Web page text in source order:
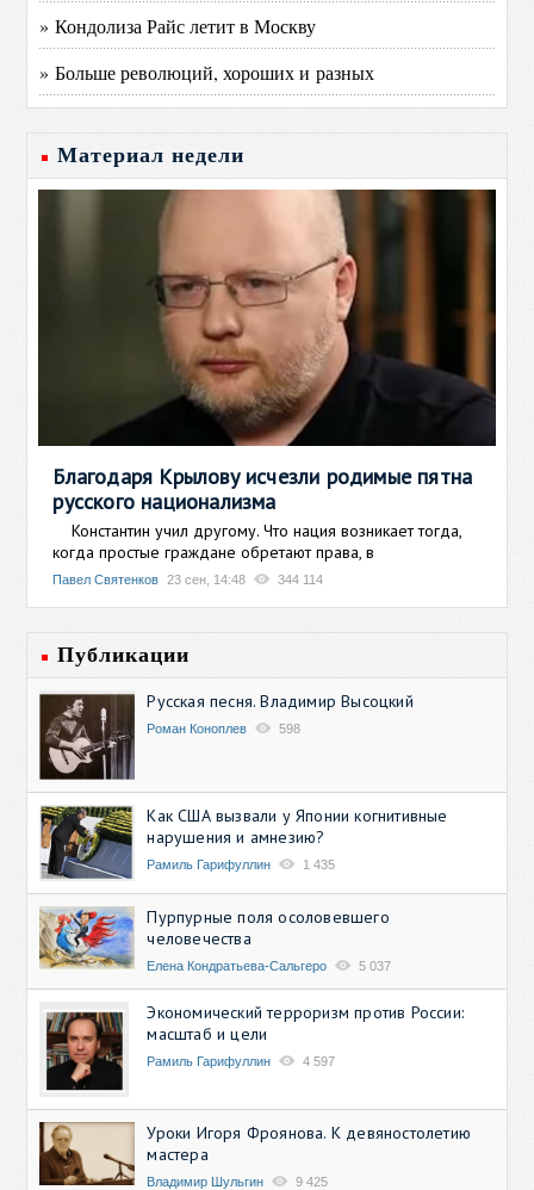
» Кондолиза Райс летит в Москву
» Больше революций, хороших и разных
Материал недели
Благодаря Крылову исчезли родимые пятна
русского национализма
Константин учил другому. Что нация возникает тогда,
когда простые граждане обретают права, в
Павел Святенков 23 сен, 14:48 344 114
Публикации
Русская песня. Владимир Высоцкий
Роман Коноплев 598
Как США вызвали у Японии когнитивные
нарушения и амнезию?
Рамиль Гарифуллин 1 435
Пурпурные поля осоловевшего
человечества
Елена Кондратьева-Сальгеро 5 037
Экономический терроризм против России:
масштаб и цели
Рамиль Гарифуллин 4 597
Уроки Игоря Фроянова. К девяностолетию
мастера
Владимир Шульгин 9 425